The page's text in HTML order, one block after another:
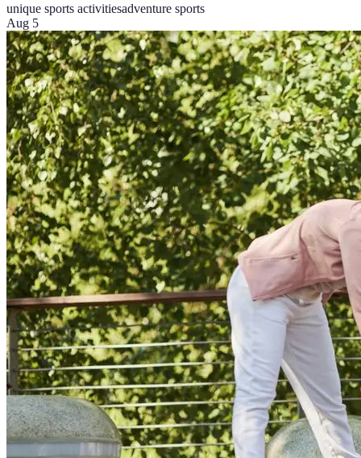
unique sports activitiesadventure sports
Aug 5